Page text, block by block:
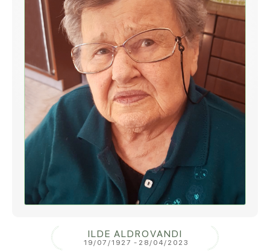
ILDE ALDROVANDI
19/07/1927 - 28/04/2023